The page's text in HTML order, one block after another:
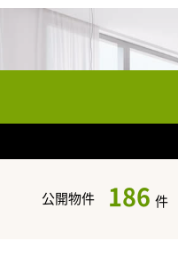
公開物件 186 件